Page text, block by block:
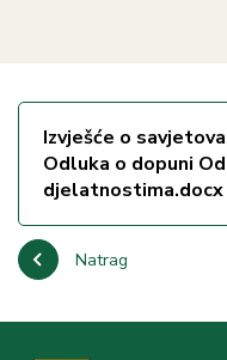
Natrag
Izvješće o
Odluka o dopuni
djelatnostima.docx